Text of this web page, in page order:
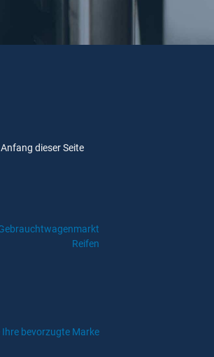
dieser Seite
Reifen
Ihre bevorzugte Marke